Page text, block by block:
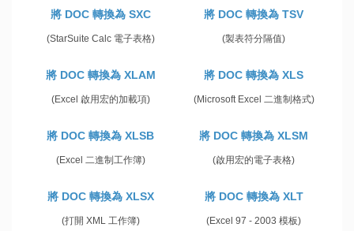
將 DOC 轉換為 SXC
(StarSuite Calc 電子表格)
將 DOC 轉換為 TSV
(製表符分隔值)
將 DOC 轉換為 XLAM
(Excel 啟用宏的加載項)
將 DOC 轉換為 XLS
(Microsoft Excel 二進制格式)
將 DOC 轉換為 XLSB
(Excel 二進制工作簿)
將 DOC 轉換為 XLSM
(啟用宏的電子表格)
將 DOC 轉換為 XLSX
(打開 XML 工作簿)
將 DOC 轉換為 XLT
(Excel 97 - 2003 模板)